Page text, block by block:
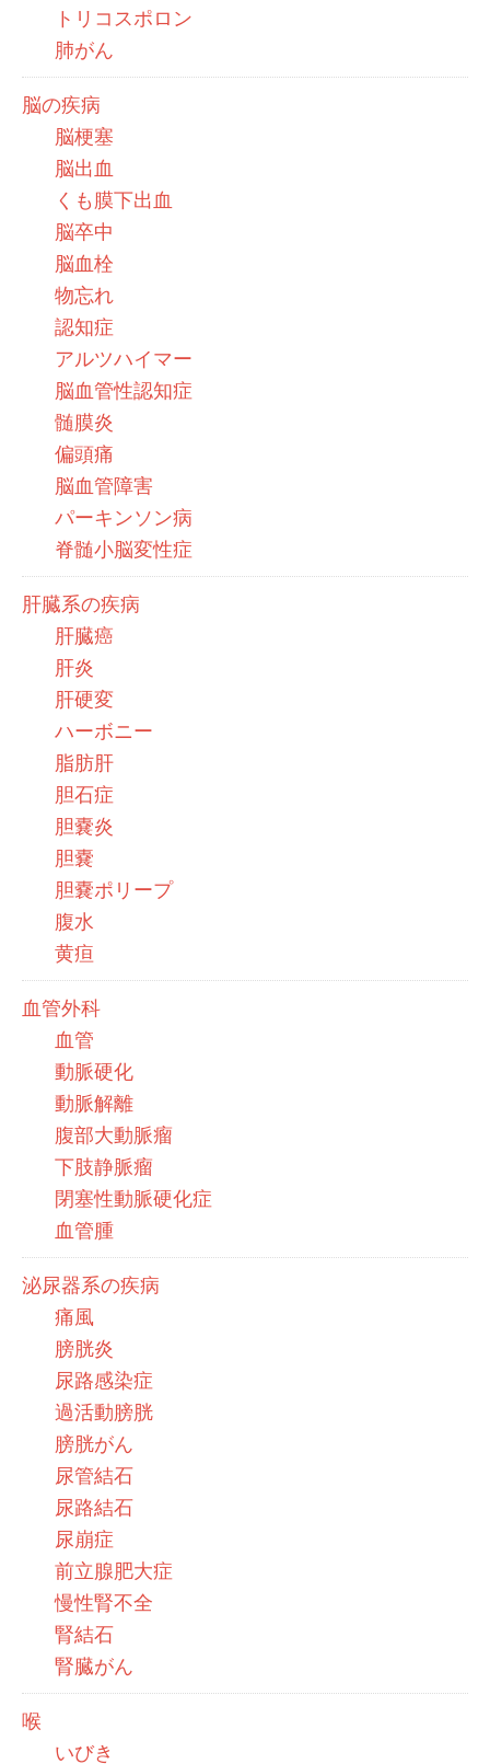
トリコスポロン
肺がん
脳の疾病
脳梗塞
脳出血
くも膜下出血
脳卒中
脳血栓
物忘れ
認知症
アルツハイマー
脳血管性認知症
髄膜炎
偏頭痛
脳血管障害
パーキンソン病
脊髄小脳変性症
肝臓系の疾病
肝臓癌
肝炎
肝硬変
ハーボニー
脂肪肝
胆石症
胆嚢炎
胆嚢
胆嚢ポリープ
腹水
黄疸
血管外科
血管
動脈硬化
動脈解離
腹部大動脈瘤
下肢静脈瘤
閉塞性動脈硬化症
血管腫
泌尿器系の疾病
痛風
膀胱炎
尿路感染症
過活動膀胱
膀胱がん
尿管結石
尿路結石
尿崩症
前立腺肥大症
慢性腎不全
腎結石
腎臓がん
喉
いびき